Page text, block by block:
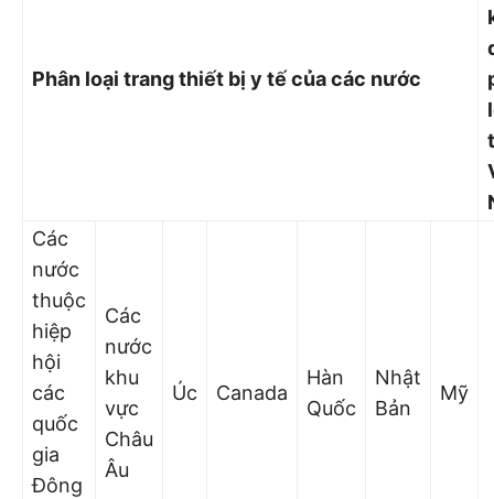
Phân loại trang thiết bị y tế của các nước
Các
nước
thuộc
hiệp
hội
các
quốc
gia
Đông
Các
nước
khu
vực
Châu
Âu
Úc Canada
Hàn
Quốc
Nhật
Bản
Mỹ